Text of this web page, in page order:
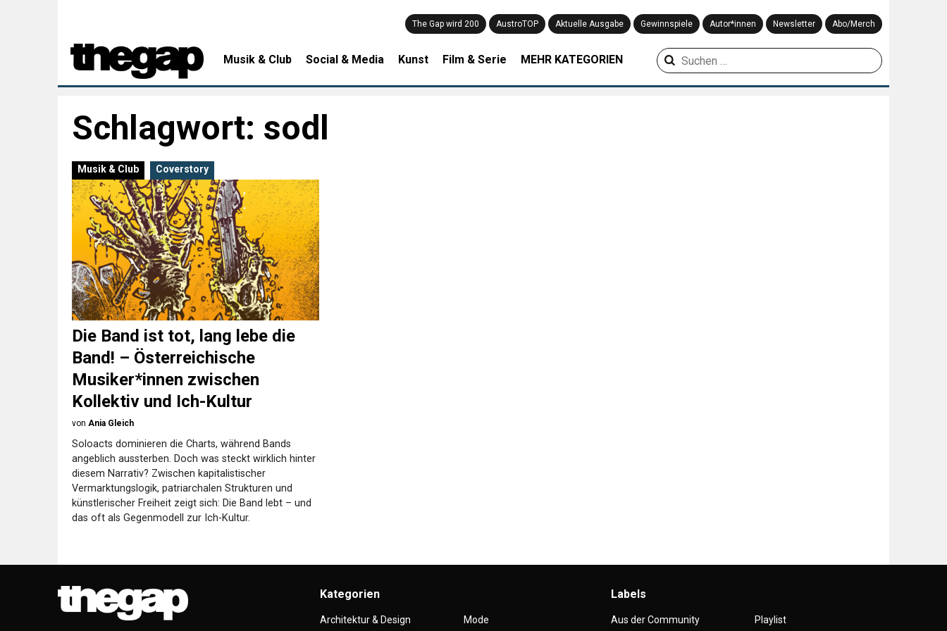
The Gap wird 200 AustroTOP Aktuelle Ausgabe Gewinnspiele Autor*innen Newsletter Abo/Merch
Musik & Club Social & Media Kunst Film & Serie MEHR KATEGORIEN
Suchen
nach:
Schlagwort: sodl
Musik & Club Coverstory
Die Band ist tot, lang lebe die
Band! – Österreichische
Musiker*innen zwischen
Kollektiv und Ich-Kultur
von Ania Gleich
Soloacts dominieren die Charts, während Bands
angeblich aussterben. Doch was steckt wirklich hinter
diesem Narrativ? Zwischen kapitalistischer
Vermarktungslogik, patriarchalen Strukturen und
künstlerischer Freiheit zeigt sich: Die Band lebt – und
das oft als Gegenmodell zur Ich-Kultur.
Kategorien
Architektur & Design Mode
Labels
Aus der Community Playlist